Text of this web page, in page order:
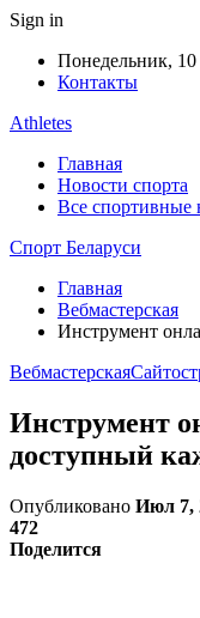
Sign in
Понедельник, 10
Контакты
Athletes
Главная
Новости спорта
Все спортивные
Спорт Беларуси
Главная
Вебмастерская
Инструмент
Вебмастерская
Инструмент
доступный
Опубликовано Июл 7,
472
Поделится